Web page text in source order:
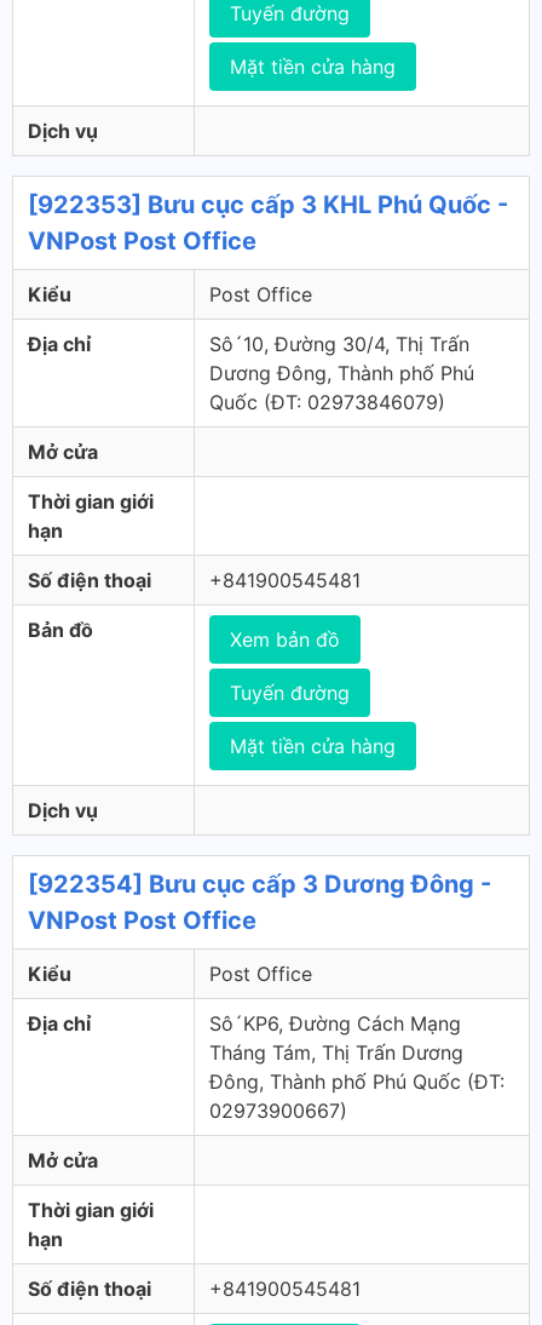
Tuyến đường
Mặt tiền cửa hàng
Dịch vụ
[922353] Bưu cục cấp 3 KHL Phú Quốc -
VNPost Post Office
Kiểu Post Office
Địa chỉ
Sô´10, Đường 30/4, Thị Trấn
Dương Đông, Thành phố Phú
Quốc (ÐT: 02973846079)
Mở cửa
Thời gian giới
hạn
Số điện thoại +841900545481
Bản đồ Xem bản đồ
Tuyến đường
Mặt tiền cửa hàng
Dịch vụ
[922354] Bưu cục cấp 3 Dương Đông -
VNPost Post Office
Kiểu Post Office
Địa chỉ
Sô´KP6, Đường Cách Mạng
Tháng Tám, Thị Trấn Dương
Đông, Thành phố Phú Quốc (ÐT:
02973900667)
Mở cửa
Thời gian giới
hạn
Số điện thoại +841900545481